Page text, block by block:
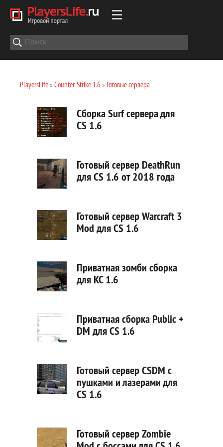
PlayersLife» Counter-Strike 1.6 » Готовые сервера
Сборка Surf сервера для
CS 1.6
Готовый сервер DeathRun
для CS 1.6 от 2018 года
Готовый сервер Warcraft 3
Mod для CS 1.6
Приватная зомби сборка
для КС 1.6
Приватная сборка Public +
DM для CS 1.6
Готовый сервер CSDM с
пушками и лазерами для
CS 1.6
Готовый сервер Zombie